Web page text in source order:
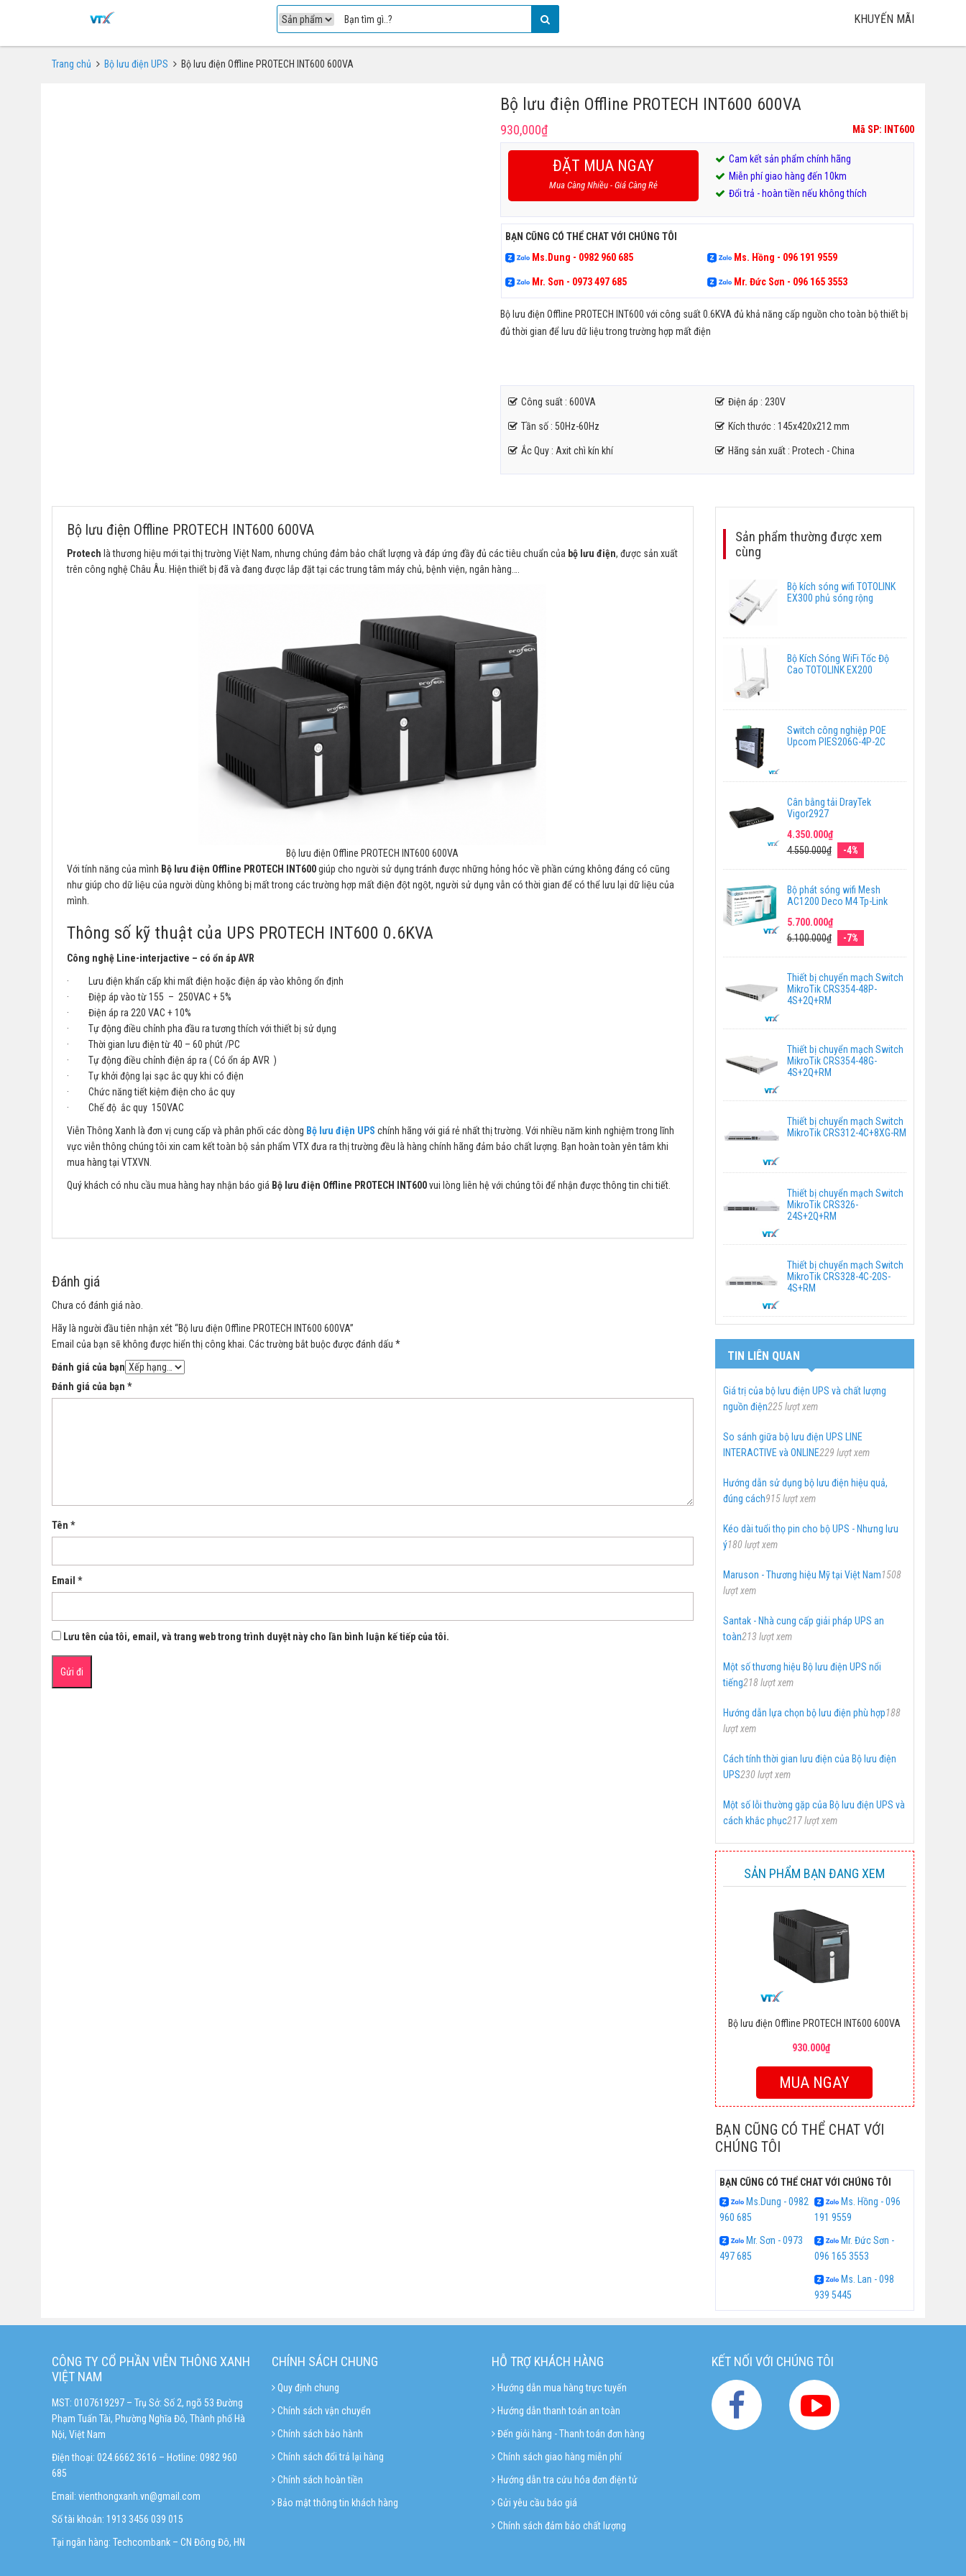
KHUYẾN MÃI
Trang chủ Bộ lưu điện UPS Bộ lưu điện Offline PROTECH INT600 600VA
Bộ lưu điện Offline PROTECH INT600 600VA
930,000₫ Mã SP: INT600
ĐẶT MUA NGAY
Mua Càng Nhiều - Giá Càng Rẻ
Cam kết sản phẩm chính hãng
Miễn phí giao hàng đến 10km
Đổi trả - hoàn tiền nếu không thích
BẠN CŨNG CÓ THỂ CHAT VỚI CHÚNG TÔI
Ms.Dung - 0982 960 685
Ms. Hồng - 096 191 9559
Mr. Sơn - 0973 497 685 Mr. Đức Sơn - 096 165 3553
Bộ lưu điện Offline PROTECH INT600 với công suất 0.6KVA đủ khả năng cấp nguồn cho toàn bộ thiết bị
đủ thời gian để lưu dữ liệu trong trường hợp mất điện
Công suất : 600VA Điện áp : 230V
Tần số : 50Hz-60Hz Kích thước : 145x420x212 mm
Ắc Quy : Axit chì kín khí Hãng sản xuất : Protech - China
Bộ lưu điện Offline PROTECH INT600 600VA
Protech là thương hiệu mới tại thị trường Việt Nam, nhưng chúng đảm bảo chất lượng và đáp ứng đầy đủ các tiêu chuẩn của bộ lưu điện, được sản xuất
trên công nghệ Châu Âu. Hiện thiết bị đã và đang được lắp đặt tại các trung tâm máy chủ, bệnh viện, ngân hàng….
Bộ lưu điện Offline PROTECH INT600 600VA
Với tính năng của mình Bộ lưu điện Offline PROTECH INT600giúp cho người sử dụng tránh được những hỏng hóc về phần cứng không đáng có cũng
như giúp cho dữ liệu của người dùng không bị mất trong các trường hợp mất điện đột ngột, người sử dụng vẫn có thời gian để có thể lưu lại dữ liệu của
mình.
Thông số kỹ thuật của UPS PROTECH INT600 0.6KVA
Công nghệ Line-interjactive – có ổn áp AVR
· Lưu điện khẩn cấp khi mất điện hoặc điện áp vào không ổn định
· Điệp áp vào từ 155 – 250VAC + 5%
· Điện áp ra 220 VAC + 10%
· Tự động điều chỉnh pha đầu ra tương thích với thiết bị sử dụng
· Thời gian lưu điện từ 40 – 60 phút /PC
· Tự động điều chỉnh điện áp ra ( Có ổn áp AVR )
· Tự khởi động lại sạc ắc quy khi có điện
· Chức năng tiết kiệm điện cho ắc quy
· Chế độ ắc quy 150VAC
Viễn Thông Xanh là đơn vị cung cấp và phân phối các dòng Bộ lưu điện UPS chính hãng với giá rẻ nhất thị trường. Với nhiều năm kinh nghiệm trong lĩnh
vực viễn thông chúng tôi xin cam kết toàn bộ sản phẩm VTX đưa ra thị trường đều là hàng chính hãng đảm bảo chất lượng. Bạn hoàn toàn yên tâm khi
mua hàng tại VTXVN.
Quý khách có nhu cầu mua hàng hay nhận báo giá Bộ lưu điện Offline PROTECH INT600vui lòng liên hệ với chúng tôi để nhận được thông tin chi tiết.
Đánh giá
Chưa có đánh giá nào.
Hãy là người đầu tiên nhận xét “Bộ lưu điện Offline PROTECH INT600 600VA”
Email của bạn sẽ không được hiển thị công khai. Các trường bắt buộc được đánh dấu *
Đánh giá của bạn
Đánh giá của bạn *
Tên *
Email *
Lưu tên của tôi, email, và trang web trong trình duyệt này cho lần bình luận kế tiếp của tôi.
Sản phẩm thường được xem
cùng
Bộ kích sóng wifi TOTOLINK
EX300 phủ sóng rộng
Bộ Kích Sóng WiFi Tốc Độ
Cao TOTOLINK EX200
Switch công nghiệp POE
Upcom PIES206G-4P-2C
Cân bằng tải DrayTek
Vigor2927
4.350.000₫
4.550.000₫
-4%
Bộ phát sóng wifi Mesh
AC1200 Deco M4 Tp-Link
5.700.000₫
6.100.000₫
-7%
Thiết bị chuyển mạch Switch
MikroTik CRS354-48P-
4S+2Q+RM
Thiết bị chuyển mạch Switch
MikroTik CRS354-48G-
4S+2Q+RM
Thiết bị chuyển mạch Switch
MikroTik CRS312-4C+8XG-RM
Thiết bị chuyển mạch Switch
MikroTik CRS326-
24S+2Q+RM
Thiết bị chuyển mạch Switch
MikroTik CRS328-4C-20S-
4S+RM
TIN LIÊN QUAN
Giá trị của bộ lưu điện UPS và chất lượng
nguồn điện225 lượt xem
So sánh giữa bộ lưu điện UPS LINE
INTERACTIVE và ONLINE229 lượt xem
Hướng dẫn sử dụng bộ lưu điện hiệu quả,
đúng cách915 lượt xem
Kéo dài tuổi thọ pin cho bộ UPS - Nhưng lưu
ý180 lượt xem
Maruson - Thương hiệu Mỹ tại Việt Nam1508
lượt xem
Santak - Nhà cung cấp giải pháp UPS an
toàn213 lượt xem
Một số thương hiệu Bộ lưu điện UPS nổi
tiếng218 lượt xem
Hướng dẫn lựa chọn bộ lưu điện phù hợp188
lượt xem
Cách tính thời gian lưu điện của Bộ lưu điện
UPS230 lượt xem
Một số lỗi thường gặp của Bộ lưu điện UPS và
cách khắc phục217 lượt xem
SẢN PHẨM BẠN ĐANG XEM
Bộ lưu điện Offline PROTECH INT600 600VA
930.000₫
MUA NGAY
BẠN CŨNG CÓ THỂ CHAT VỚI
CHÚNG TÔI
BẠN CŨNG CÓ THỂ CHAT VỚI CHÚNG TÔI
Ms.Dung - 0982
960 685
Ms. Hồng - 096
191 9559
Mr. Sơn - 0973
497 685
Mr. Đức Sơn -
096 165 3553
Ms. Lan - 098
939 5445
CÔNG TY CỔ PHẦN VIỄN THÔNG XANH
VIỆT NAM
MST: 0107619297 – Trụ Sở: Số 2, ngõ 53 Đường
Phạm Tuấn Tài, Phường Nghĩa Đô, Thành phố Hà
Nội, Việt Nam
Điện thoại: 024.6662 3616 – Hotline: 0982 960
685
Email: vienthongxanh.vn@gmail.com
Số tài khoản: 1913 3456 039 015
Tại ngân hàng: Techcombank – CN Đông Đô, HN
CHÍNH SÁCH CHUNG
Quy định chung
Chính sách vận chuyển
Chính sách bảo hành
Chính sách đổi trả lại hàng
Chính sách hoàn tiền
Bảo mật thông tin khách hàng
HỖ TRỢ KHÁCH HÀNG
Hướng dẫn mua hàng trực tuyến
Hướng dẫn thanh toán an toàn
Đến giỏi hàng - Thanh toán đơn hàng
Chính sách giao hàng miễn phí
Hướng dẫn tra cứu hóa đơn điện tử
Gửi yêu cầu báo giá
Chính sách đảm bảo chất lượng
KẾT NỐI VỚI CHÚNG TÔI